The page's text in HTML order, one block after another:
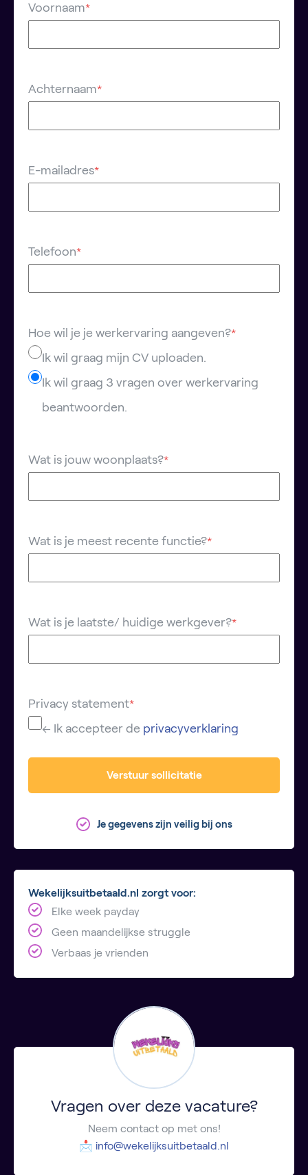
Voornaam*
Achternaam*
E-mailadres*
Telefoon*
Hoe wil je je werkervaring aangeven?*
Ik wil graag mijn CV uploaden.
Ik wil graag 3 vragen over werkervaring
beantwoorden.
Wat is jouw woonplaats?*
Wat is je meest recente functie?*
Wat is je laatste/ huidige werkgever?*
Privacy statement*
← Ik accepteer de privacyverklaring
Verstuur sollicitatie
Je gegevens zijn veilig bij ons
Wekelijksuitbetaald.nl zorgt voor:
Elke week payday
Geen maandelijkse struggle
Verbaas je vrienden
Vragen over deze vacature?
Neem contact op met ons!
📩 info@wekelijksuitbetaald.nl